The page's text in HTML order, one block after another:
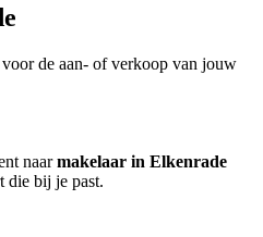
de aan- of verkoop van jouw
naarmakelaar in Elkenrade
die bij je past.